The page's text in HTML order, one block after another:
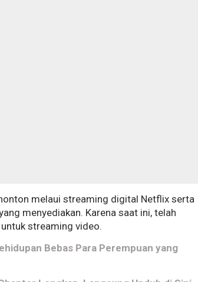
melaui streaming digital Netflix serta
menyediakan. Karena saat ini, telah
streaming video.
Bebas Para Perempuan yang